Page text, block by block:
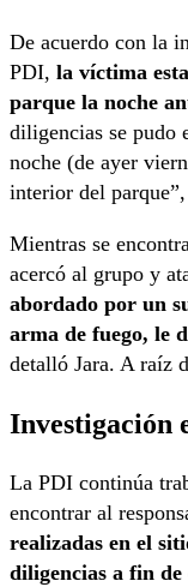
De acuerdo con la
PDI, la víctima
parque la noche
diligencias se pudo
noche (de ayer
interior del
Mientras se
acercó al grupo y
abordado por un
arma de fuego, le
detalló Jara. A raíz
Investigación
La PDI continúa
encontrar al
realizadas en el
diligencias a fin